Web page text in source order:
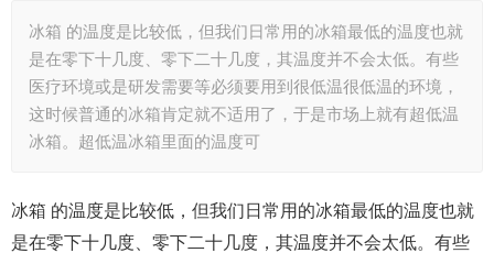
冰箱 的温度是比较低，但我们日常用的冰箱最低的温度也就
是在零下十几度、零下二十几度，其温度并不会太低。有些
医疗环境或是研发需要等必须要用到很低温很低温的环境，
这时候普通的冰箱肯定就不适用了，于是市场上就有超低温
冰箱。超低温冰箱里面的温度可
冰箱 的温度是比较低，但我们日常用的冰箱最低的温度也就
是在零下十几度、零下二十几度，其温度并不会太低。有些